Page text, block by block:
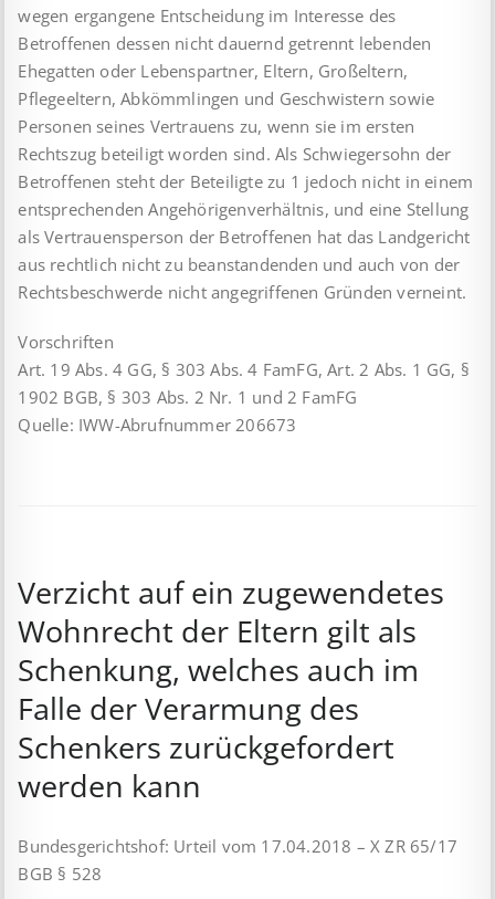
wegen ergangene Entscheidung im Interesse des
Betroffenen dessen nicht dauernd getrennt lebenden
Ehegatten oder Lebenspartner, Eltern, Großeltern,
Pflegeeltern, Abkömmlingen und Geschwistern sowie
Personen seines Vertrauens zu, wenn sie im ersten
Rechtszug beteiligt worden sind. Als Schwiegersohn der
Betroffenen steht der Beteiligte zu 1 jedoch nicht in einem
entsprechenden Angehörigenverhältnis, und eine Stellung
als Vertrauensperson der Betroffenen hat das Landgericht
aus rechtlich nicht zu beanstandenden und auch von der
Rechtsbeschwerde nicht angegriffenen Gründen verneint.
Vorschriften
Art. 19 Abs. 4 GG, § 303 Abs. 4 FamFG, Art. 2 Abs. 1 GG, §
1902 BGB, § 303 Abs. 2 Nr. 1 und 2 FamFG
Quelle: IWW-Abrufnummer 206673
Verzicht auf ein zugewendetes
Wohnrecht der Eltern gilt als
Schenkung, welches auch im
Falle der Verarmung des
Schenkers zurückgefordert
werden kann
Bundesgerichtshof: Urteil vom 17.04.2018 – X ZR 65/17
BGB § 528